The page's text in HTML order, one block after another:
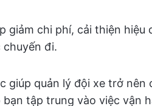
giảm chi phí, cải thiện hiệu
chuyến đi.
giúp quản lý đội xe trở
tập trung vào việc vận